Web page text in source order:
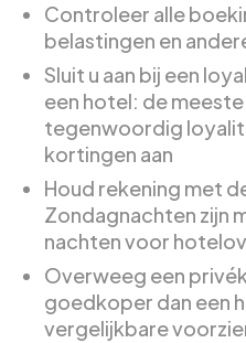
Controleer alle
belastingen en
Sluit u aan bij een
een hotel: de
tegenwoordig
kortingen aan
Houd rekening met
Zondagnachten zijn
nachten voor
Overweeg een
goedkoper dan een
vergelijkbare